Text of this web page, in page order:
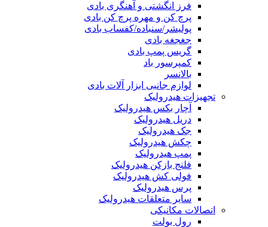
فرز انگشتی و آهنگری بادی
پرچ کن و مهره پرچ کن بادی
پولیشر/سنباده/کفساب بادی
جغجغه بادی
گریس پمپ بادی
کمپرسور باد
بالانسر
لوازم جانبی ابزار آلات بادی
تجهیزات هیدرولیک
آچار بکس هیدرولیک
دریل هیدرولیک
جک هیدرولیک
چکش هیدرولیک
پمپ هیدرولیک
فلنج بازکن هیدرولیک
فولی کش هیدرولیک
پرس هیدرولیک
سایر متعلقات هیدرولیک
اتصالات مکانیکی
رول بولت